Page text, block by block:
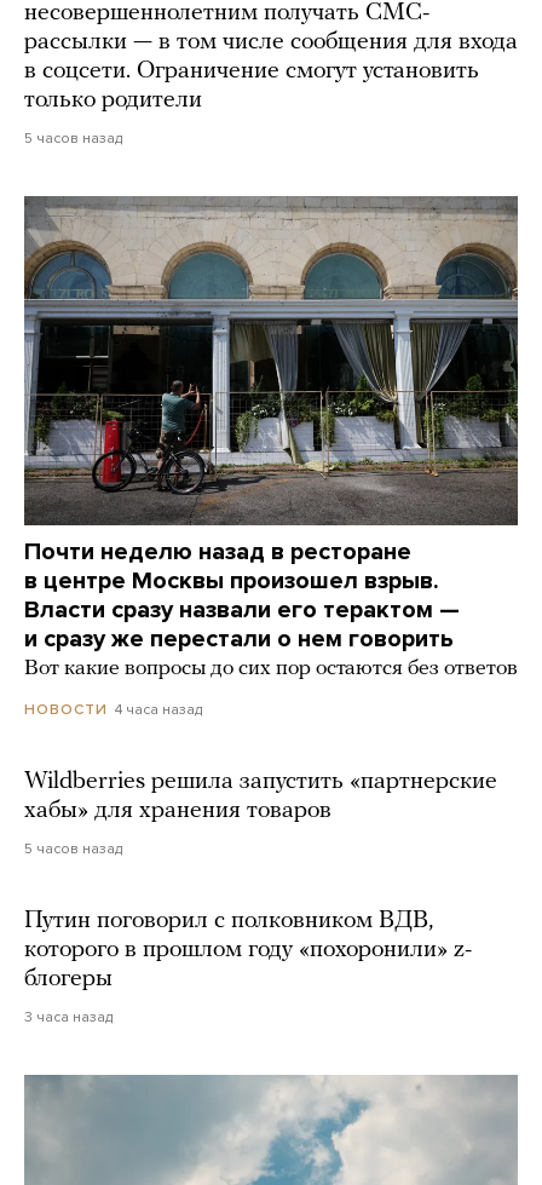
несовершеннолетним получать СМС-
рассылки — в том числе сообщения для входа
в соцсети. Ограничение смогут установить
только родители
5 часов назад
Почти неделю назад в ресторане
в центре Москвы произошел взрыв.
Власти сразу назвали его терактом —
и сразу же перестали о нем говорить
Вот какие вопросы до сих пор остаются без ответов
НОВОСТИ 4 часа назад
Wildberries решила запустить «партнерские
хабы» для хранения товаров
5 часов назад
Путин поговорил с полковником ВДВ,
которого в прошлом году «похоронили» z-
блогеры
3 часа назад